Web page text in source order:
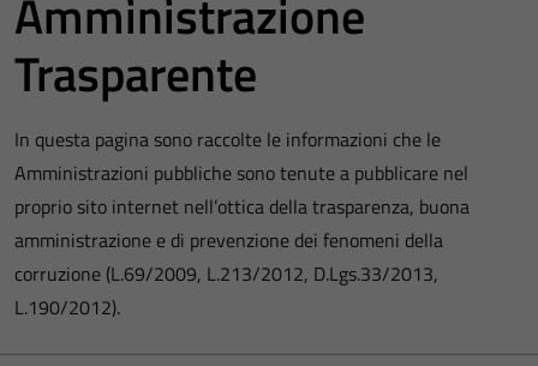
Amministrazione
Trasparente
In questa pagina sono raccolte le informazioni che le
Amministrazioni pubbliche sono tenute a pubblicare nel
proprio sito internet nell’ottica della trasparenza, buona
amministrazione e di prevenzione dei fenomeni della
corruzione (L.69/2009, L.213/2012, D.Lgs.33/2013,
L.190/2012).